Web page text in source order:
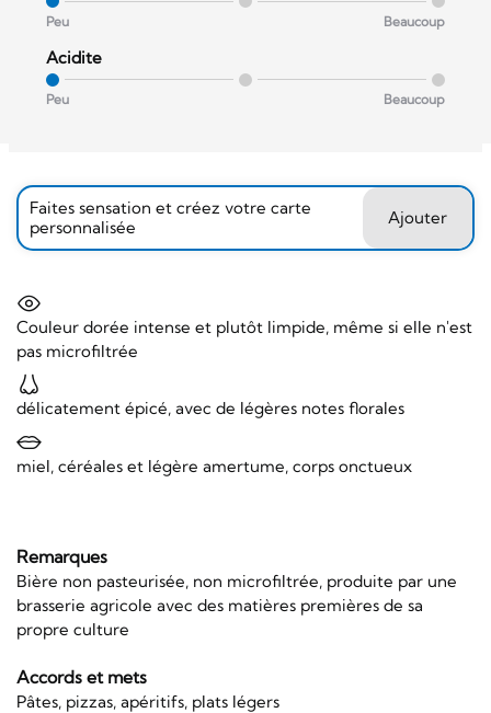
Peu Beaucoup
Acidite
Peu Beaucoup
Faites sensation et créez votre carte
personnalisée
Ajouter
Couleur dorée intense et plutôt limpide, même si elle n'est
pas microfiltrée
délicatement épicé, avec de légères notes florales
miel, céréales et légère amertume, corps onctueux
Remarques
Bière non pasteurisée, non microfiltrée, produite par une
brasserie agricole avec des matières premières de sa
propre culture
Accords et mets
Pâtes, pizzas, apéritifs, plats légers